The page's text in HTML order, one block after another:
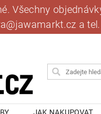
Všechny
a